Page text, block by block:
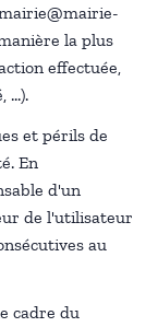
la plus
effectuée,
…).
et périls de
En
d'un
de l'utilisateur
au
cadre du